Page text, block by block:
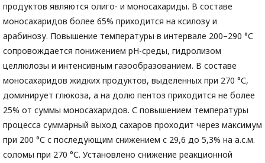
продуктов являются олиго- и моносахариды. В составе
моносахаридов более 65% приходится на ксилозу и
арабинозу. Повышение температуры в интервале 200–290 °С
сопровождается понижением рН-среды, гидролизом
целлюлозы и интенсивным газообразованием. В составе
моносахаридов жидких продуктов, выделенных при 270 °С,
доминирует глюкоза, а на долю пентоз приходится не более
25% от суммы моносахаридов. С повышением температуры
процесса суммарный выход сахаров проходит через максимум
при 200 °С с последующим снижением с 29,6 до 5,3% на а.с.м.
соломы при 270 °С. Установлено снижение реакционной